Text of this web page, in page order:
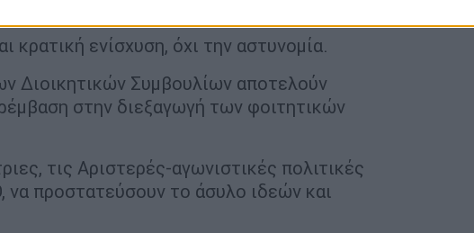
κρατική ενίσχυση, όχι την αστυνομία.
Διοικητικών Συμβουλίων αποτελούν
στην διεξαγωγή των φοιτητικών
τις Αριστερές-αγωνιστικές πολιτικές
προστατεύσουν το άσυλο ιδεών και